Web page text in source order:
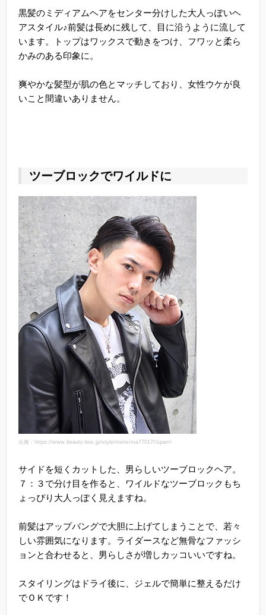
黒髪のミディアムヘアをセンター分けした大人っぽいヘ
アスタイル♪前髪は長めに残して、目に沿うように流して
います。トップはワックスで動きをつけ、フワッと柔ら
かみのある印象に。
爽やかな髪型が肌の色とマッチしており、女性ウケが良
いこと間違いありません。
ツーブロックでワイルドに
出典：https://www.beauty-box.jp/style/mens/ma77017//span>
サイドを短くカットした、男らしいツーブロックヘア。
７：３で分け目を作ると、ワイルドなツーブロックもち
ょっぴり大人っぽく見えますね。
前髪はアップバングで大胆に上げてしまうことで、若々
しい雰囲気になります。ライダースなど無骨なファッシ
ョンと合わせると、男らしさが増しカッコいいですね。
スタイリングはドライ後に、ジェルで簡単に整えるだけ
でＯＫです！